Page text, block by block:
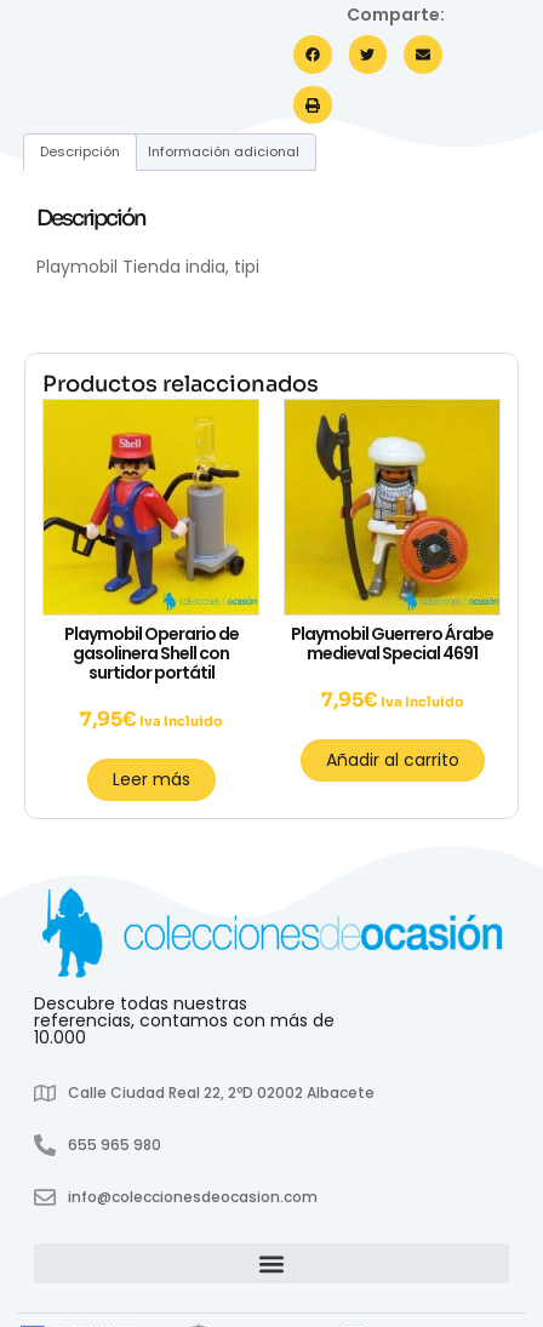
Comparte:
Descripción Información adicional
Descripción
Playmobil Tienda india, tipi
Productos relaccionados
Playmobil Operario de
gasolinera Shell con
surtidor portátil
7,95€ Iva Incluido
Leer más
Playmobil Guerrero Árabe
medieval Special 4691
7,95€ Iva Incluido
Añadir al carrito
Descubre todas nuestras
referencias, contamos con más de
10.000
Calle Ciudad Real 22, 2ºD 02002 Albacete
655 965 980
info@coleccionesdeocasion.com